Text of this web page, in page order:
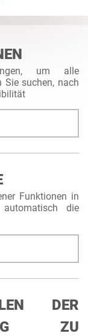
um alle
Sie suchen, nach
Funktionen in
die
DER
ZU